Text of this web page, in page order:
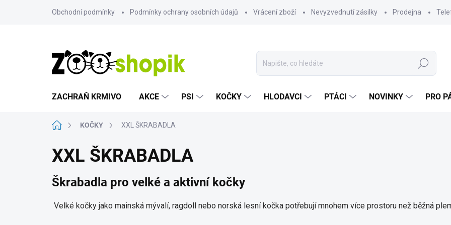
Obchodní podmínky Podmínky ochrany osobních údajů Vrácení zboží Nevyzvednutí zásilky Prodejna
Hledat
ZACHRAŇ KRMIVO AKCE PSI KOČKY HLODAVCI PTÁCI NOVINKY PRO
Domů KOČKY XXL ŠKRABADLA
XXL ŠKRABADLA
Škrabadla pro velké a aktivní kočky
Velké kočky jako mainská mývalí, ragdoll nebo norská lesní kočka potřebují mnohem více prostoru než běžná